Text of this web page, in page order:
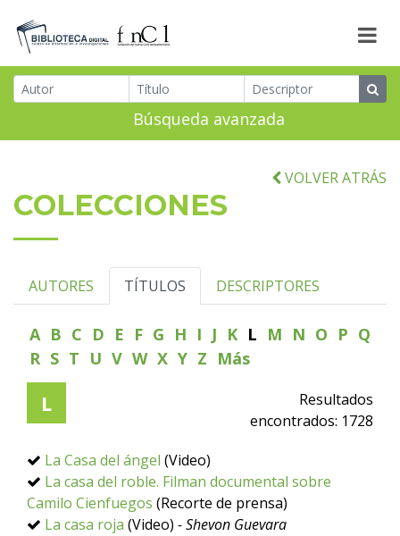
Búsqueda avanzada
VOLVER ATRÁS
COLECCIONES
AUTORES TÍTULOS DESCRIPTORES
A B C D E F G H I J K L M N O P Q
R S T U V W X Y Z Más
L
Resultados
encontrados: 1728
La Casa del ángel (Video)
La casa del roble. Filman documental sobre
Camilo Cienfuegos (Recorte de prensa)
La casa roja (Video) - Shevon Guevara